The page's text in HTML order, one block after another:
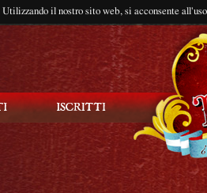
Utilizzando il nostro sito web, si acconsente